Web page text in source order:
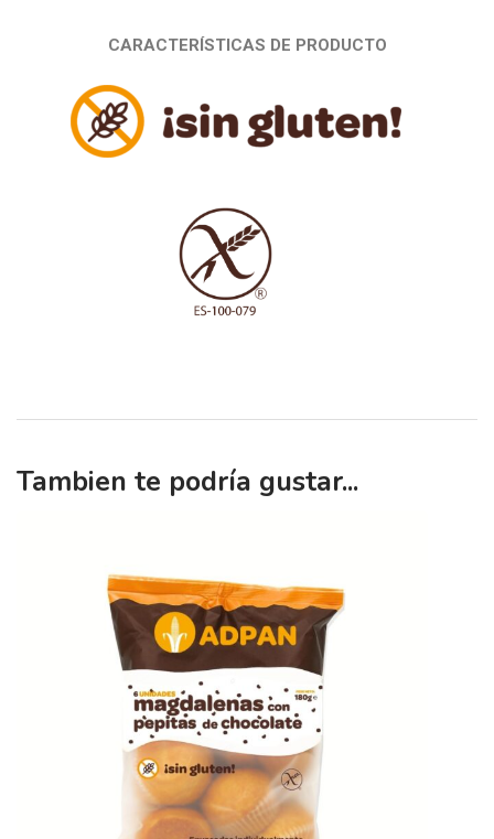
CARACTERÍSTICAS DE PRODUCTO
Tambien te podría gustar...